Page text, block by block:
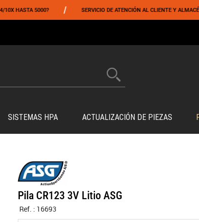
HASTA 5000? SERVICIO DE ATENCIÓN AL CLIENTE Y ALMACÉN
SISTEMAS HPA ACTUALIZACIÓN DE PIEZAS
Pila CR123 3V Litio ASG
Ref. : 16693